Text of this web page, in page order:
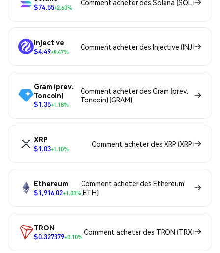
$74.55+2.60%
Comment acheter des Solana (SOL)
Injective
$4.49+0.47%
Comment acheter des Injective (INJ)
Gram (prev.
Toncoin)
$1.35+1.18%
Comment acheter des Gram (prev.
Toncoin) (GRAM)
XRP
$1.03+1.10%
Comment acheter des XRP (XRP)
Ethereum
$1,916.02+1.00%
Comment acheter des Ethereum
(ETH)
TRON
$0.327379+0.10%
Comment acheter des TRON (TRX)